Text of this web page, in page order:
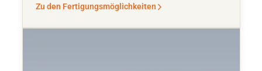
Zu den Fertigungsmöglichkeiten